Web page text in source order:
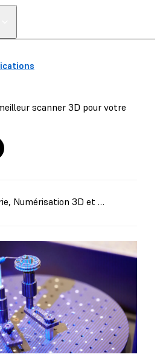
scanner 3D pour votre
, Numérisation 3D et rétro-ingénierie